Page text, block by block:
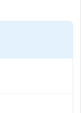
beschikbaar